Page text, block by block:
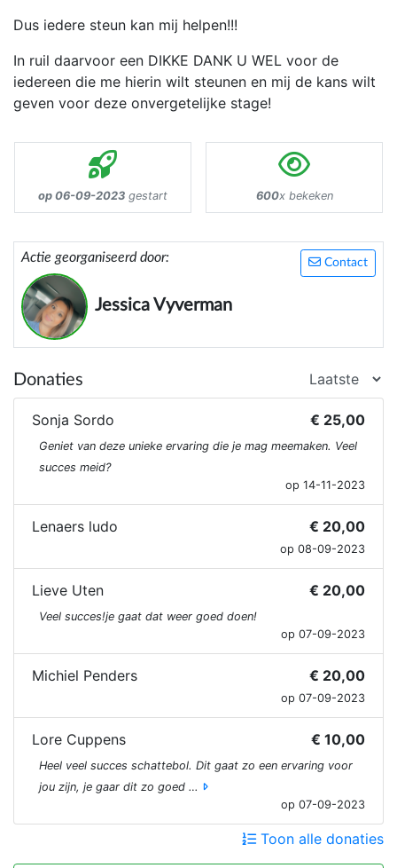
Dus iedere steun kan mij helpen!!!
In ruil daarvoor een DIKKE DANK U WEL voor de
iedereen die me hierin wilt steunen en mij de kans wilt
geven voor deze onvergetelijke stage!
op 06-09-2023 gestart 600x bekeken
Contact
Actie georganiseerd door:
Jessica Vyverman
Donaties
Sonja Sordo € 25,00
Geniet van deze unieke ervaring die je mag meemaken. Veel
succes meid?
op 14-11-2023
Lenaers ludo € 20,00
op 08-09-2023
Lieve Uten € 20,00
Veel succes!je gaat dat weer goed doen!
op 07-09-2023
Michiel Penders € 20,00
op 07-09-2023
Lore Cuppens € 10,00
Heel veel succes schattebol. Dit gaat zo een ervaring voor
jou zijn, je gaar dit zo goed …
op 07-09-2023
Toon alle donaties